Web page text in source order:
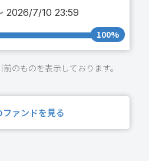
2026/7/10 23:59
100%
のものを表示しております。
ファンドを見る